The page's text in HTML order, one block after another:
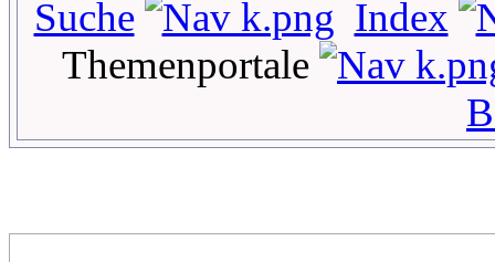
Suche
Index
Themenportale